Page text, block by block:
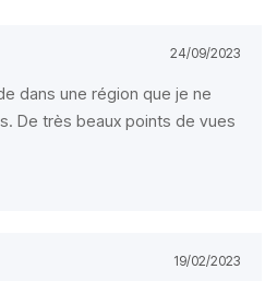
24/09/2023
dans une région que je ne
De très beaux points de vues
19/02/2023